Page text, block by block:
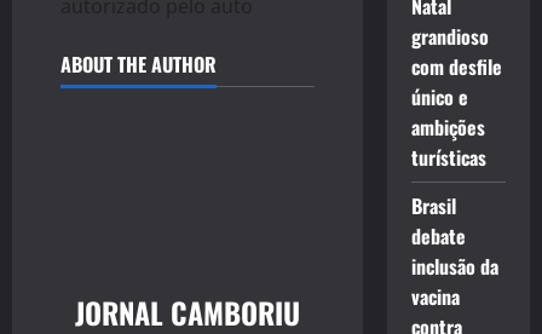
autorizado pelo auto
ABOUT THE AUTHOR
JORNAL CAMBORIU
Natal
grandioso
com desfile
único e
ambições
turísticas
Brasil
debate
inclusão da
vacina
contra